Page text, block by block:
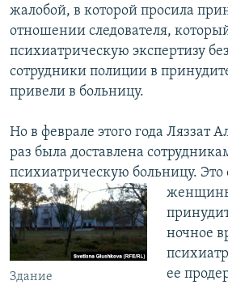
жалобой, в которой просила
отношении следователя,
психиатрическую экспертизу
сотрудники полиции в
привели в больницу.
Но в феврале этого года Ляззат
раз была доставлена
психиатрическую больницу. Это
Здание
ночное
ее